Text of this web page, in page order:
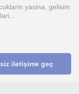
yasina, gelisim
iletişime geç